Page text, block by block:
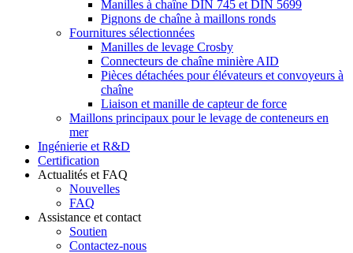
Manilles à chaîne DIN 745 et DIN 5699
Pignons de chaîne à maillons ronds
Fournitures sélectionnées
Manilles de levage Crosby
Connecteurs de chaîne minière AID
Pièces détachées pour élévateurs et convoyeurs à
chaîne
Liaison et manille de capteur de force
Maillons principaux pour le levage de conteneurs en
mer
Ingénierie et R&D
Certification
Actualités et FAQ
Nouvelles
FAQ
Assistance et contact
Soutien
Contactez-nous